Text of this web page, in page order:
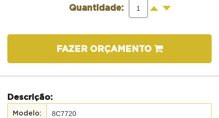
Quantidade: + -
FAZER ORÇAMENTO
Descrição:
8C7720